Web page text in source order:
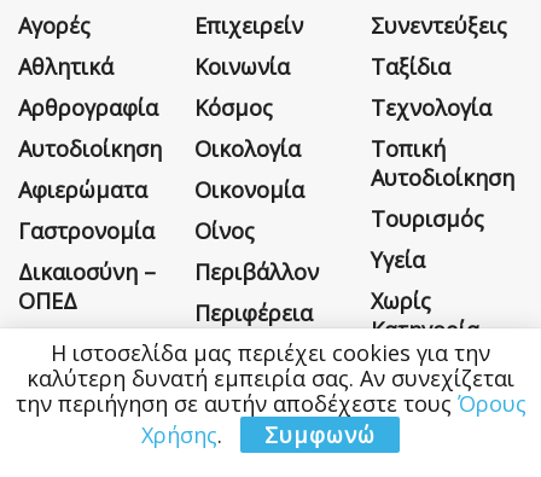
Αγορές
Αθλητικά
Αρθρογραφία
Αυτοδιοίκηση
Αφιερώματα
Γαστρονομία
Δικαιοσύνη –
ΟΠΕΔ
Επιχειρείν
Κοινωνία
Κόσμος
Οικολογία
Οικονομία
Οίνος
Περιβάλλον
Περιφέρεια
Συνεντεύξεις
Ταξίδια
Τεχνολογία
Τοπική
Αυτοδιοίκηση
Τουρισμός
Υγεία
Χωρίς
Κατηγορία
Όροι Χρήσης Επικοινωνία
Η ιστοσελίδα μας περιέχει cookies για την
καλύτερη δυνατή εμπειρία σας. Αν συνεχίζεται
την περιήγηση σε αυτήν αποδέχεστε τους Όρους
Χρήσης. Συμφωνώ